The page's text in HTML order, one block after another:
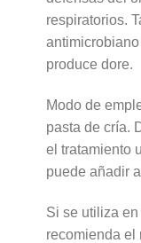
respiratorios.
produce dore.
Modo de
pasta de cría.
el tratamiento
puede añadir
Si se utiliza
recomienda el